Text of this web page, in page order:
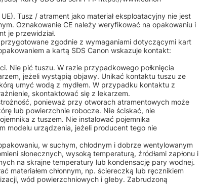
Tusz / atrament jako materiał eksploatacyjny nie jest
Oznakowanie CE należy weryfikować na opakowaniu i
je przewidział.
zgodnie z wymaganiami dotyczącymi kart
a kartą SDS Canon wskazuje kontakt:
Nie pić tuszu. W razie przypadkowego połknięcia
jeżeli wystąpią objawy. Unikać kontaktu tuszu ze
umyć wodą z mydłem. W przypadku kontaktu z
skontaktować się z lekarzem.
ponieważ przy otworach atramentowych może
lub powierzchnie robocze. Nie ściskać, nie
z tuszem. Nie instalować pojemnika
modelu urządzenia, jeżeli producent tego nie
w suchym, chłodnym i dobrze wentylowanym
słonecznych, wysoką temperaturą, źródłami zapłonu i
na skrajne temperatury lub kondensację pary wodnej.
materiałem chłonnym, np. ściereczką lub ręcznikiem
wód powierzchniowych i gleby. Zabrudzoną